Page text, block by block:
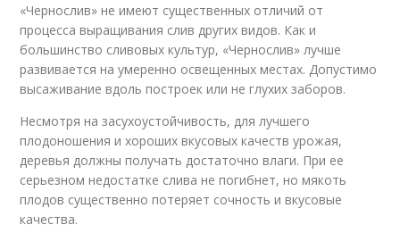
«Чернослив» не имеют существенных отличий от
процесса выращивания слив других видов. Как и
большинство сливовых культур, «Чернослив» лучше
развивается на умеренно освещенных местах. Допустимо
высаживание вдоль построек или не глухих заборов.
Несмотря на засухоустойчивость, для лучшего
плодоношения и хороших вкусовых качеств урожая,
деревья должны получать достаточно влаги. При ее
серьезном недостатке слива не погибнет, но мякоть
плодов существенно потеряет сочность и вкусовые
качества.